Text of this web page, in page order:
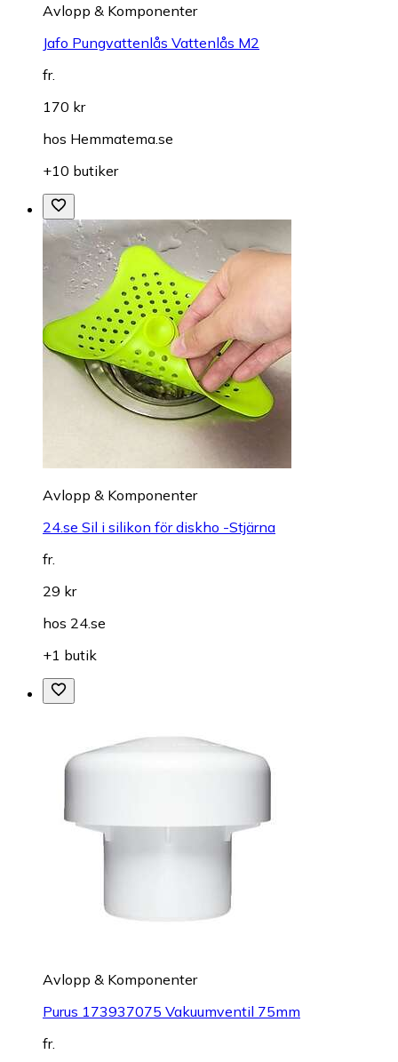
Avlopp & Komponenter
Jafo Pungvattenlås Vattenlås M2
fr.
170 kr
hos Hemmatema.se
+10 butiker
Avlopp & Komponenter
24.se Sil i silikon för diskho -Stjärna
fr.
29 kr
hos 24.se
+1 butik
Avlopp & Komponenter
Purus 173937075 Vakuumventil 75mm
fr.